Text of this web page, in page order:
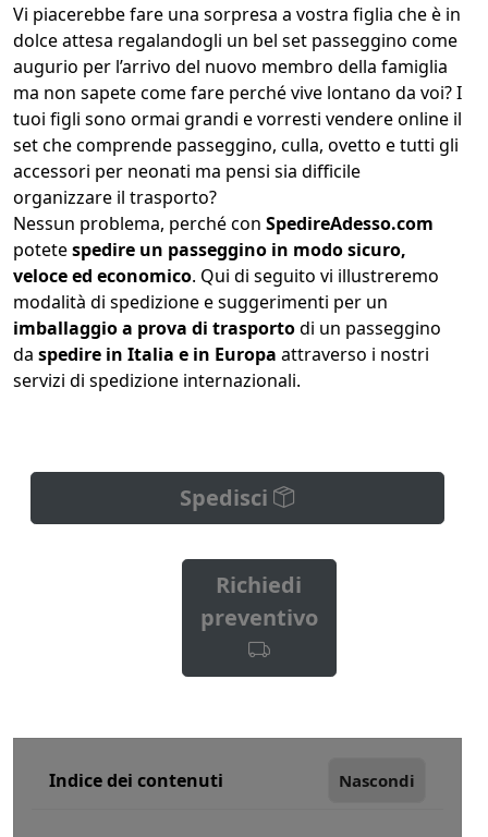
calcola
Vi piacerebbe fare una sorpresa a vostra figlia che è in
dolce attesa regalandogli un bel set passeggino come
augurio per l’arrivo del nuovo membro della famiglia
ma non sapete come fare perché vive lontano da voi? I
tuoi figli sono ormai grandi e vorresti vendere online il
set che comprende passeggino, culla, ovetto e tutti gli
accessori per neonati ma pensi sia difficile
organizzare il trasporto?
Nessun problema, perché con SpedireAdesso.com
potetespedire un passeggino in modo sicuro,
veloce ed economico. Qui di seguito vi illustreremo
modalità di spedizione e suggerimenti per un
imballaggio a prova di trasportodi un passeggino
da spedire in Italia e in Europa attraverso i nostri
servizi di spedizione internazionali.
Spedisci
Richiedi
preventivo
Indice dei contenuti Nascondi